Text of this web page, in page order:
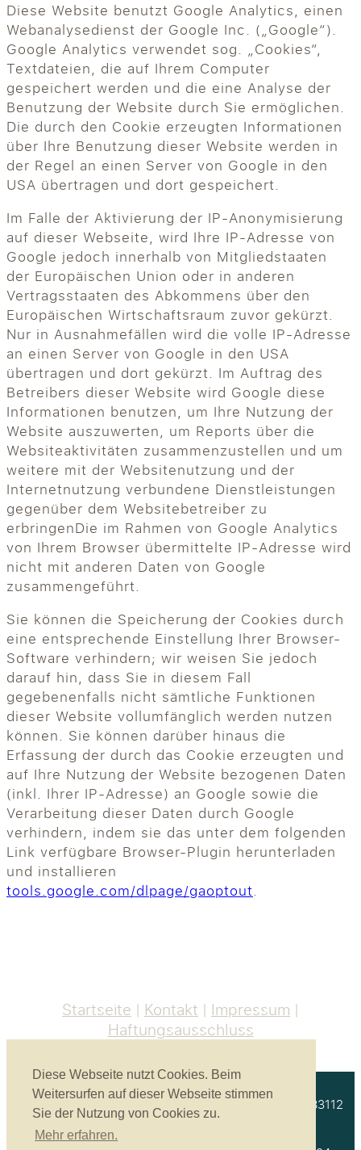
Diese Webseite nutzt Cookies. Beim
Weitersurfen auf dieser Webseite stimmen
Sie der Nutzung von Cookies zu.
Mehr erfahren.
Diese Website benutzt Google Analytics, einen
Webanalysedienst der Google Inc. („Google“).
Google Analytics verwendet sog. „Cookies“,
Textdateien, die auf Ihrem Computer
gespeichert werden und die eine Analyse der
Benutzung der Website durch Sie ermöglichen.
Die durch den Cookie erzeugten Informationen
über Ihre Benutzung dieser Website werden in
der Regel an einen Server von Google in den
USA übertragen und dort gespeichert.
Im Falle der Aktivierung der IP-Anonymisierung
auf dieser Webseite, wird Ihre IP-Adresse von
Google jedoch innerhalb von Mitgliedstaaten
der Europäischen Union oder in anderen
Vertragsstaaten des Abkommens über den
Europäischen Wirtschaftsraum zuvor gekürzt.
Nur in Ausnahmefällen wird die volle IP-Adresse
an einen Server von Google in den USA
übertragen und dort gekürzt. Im Auftrag des
Betreibers dieser Website wird Google diese
Informationen benutzen, um Ihre Nutzung der
Website auszuwerten, um Reports über die
Websiteaktivitäten zusammenzustellen und um
weitere mit der Websitenutzung und der
Internetnutzung verbundene Dienstleistungen
gegenüber dem Websitebetreiber zu
erbringenDie im Rahmen von Google Analytics
von Ihrem Browser übermittelte IP-Adresse wird
nicht mit anderen Daten von Google
zusammengeführt.
Sie können die Speicherung der Cookies durch
eine entsprechende Einstellung Ihrer Browser-
Software verhindern; wir weisen Sie jedoch
darauf hin, dass Sie in diesem Fall
gegebenenfalls nicht sämtliche Funktionen
dieser Website vollumfänglich werden nutzen
können. Sie können darüber hinaus die
Erfassung der durch das Cookie erzeugten und
auf Ihre Nutzung der Website bezogenen Daten
(inkl. Ihrer IP-Adresse) an Google sowie die
Verarbeitung dieser Daten durch Google
verhindern, indem sie das unter dem folgenden
Link verfügbare Browser-Plugin herunterladen
und installieren
tools.google.com/dlpage/gaoptout.
Startseite Kontakt
Impressum
Haftungsausschluss
Akustikbau Heinrich GmbH | Unterprienmühle 4 a | 83112
Frasdorf